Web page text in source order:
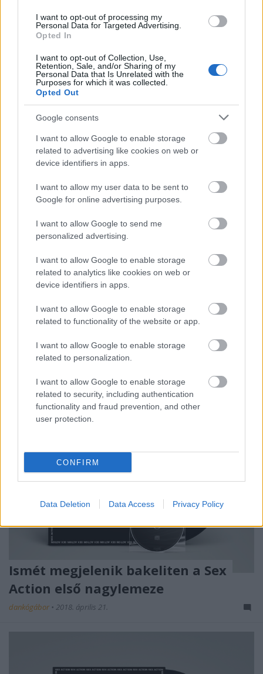
I want to opt-out of processing my
Personal Data for Targeted Advertising.
Opted In
I want to opt-out of Collection, Use,
Retention, Sale, and/or Sharing of my
Personal Data that Is Unrelated with the
Purposes for which it was collected.
Opted Out
Google consents
I want to allow Google to enable storage
related to advertising like cookies on web or
device identifiers in apps.
I want to allow my user data to be sent to
Google for online advertising purposes.
I want to allow Google to send me
personalized advertising.
I want to allow Google to enable storage
related to analytics like cookies on web or
device identifiers in apps.
I want to allow Google to enable storage
related to functionality of the website or app.
I want to allow Google to enable storage
related to personalization.
I want to allow Google to enable storage
related to security, including authentication
functionality and fraud prevention, and other
user protection.
CONFIRM
Data Deletion Data Access Privacy Policy
Lángol a Fishing #3 - Bemutatkozik a
Kassandra
•2018. április 21.
Fishing On Orfűfesztivál szervezőivel
együttműködve bemutatunk a Lángolón tíz olyan ...
Ismét megjelenik bakeliten a Sex
Action első nagylemeze
dankógábor • 2018. április 21.